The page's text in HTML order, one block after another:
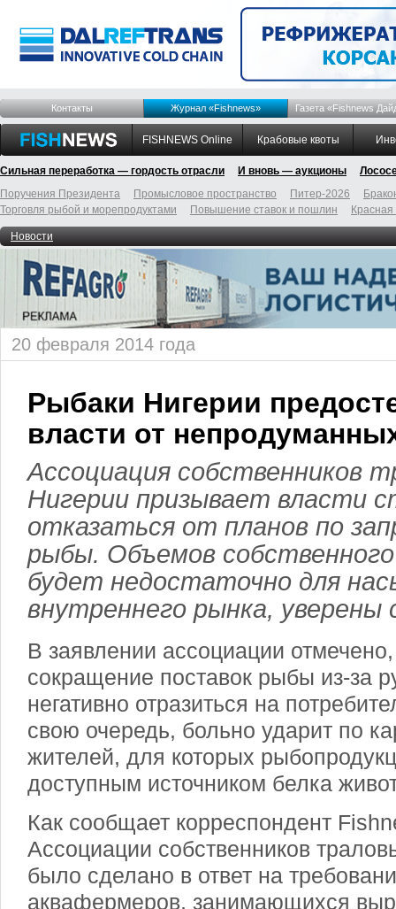
Контакты Журнал «Fishnews» Газета «Fishnews
FISHNEWS Online Крабовые квоты
Сильная переработка — гордость отрасли И вновь — аукционы
Поручения Президента
Промысловое пространство Питер-2026
Торговля рыбой и морепродуктами
Повышение ставок и пошлин
Новости
20 февраля 2014 года
Рыбаки Нигерии
власти от
Ассоциация собственников
Нигерии призывает власти
отказаться от планов по
рыбы. Объемов
будет недостаточно для
внутреннего рынка, уверены
В заявлении ассоциации
сокращение поставок рыбы из-за
негативно отразиться на
свою очередь, больно ударит по
жителей, для которых
доступным источником белка
Как сообщает корреспондент
Ассоциации собственников
было сделано в ответ на
аквафермеров, занимающихся